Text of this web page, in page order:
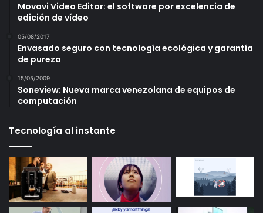
Movavi Video Editor: el software por excelencia de
edición de vídeo
05/08/2017
Envasado seguro con tecnología ecológica y garantía
de pureza
15/05/2009
Soneview: Nueva marca venezolana de equipos de
computación
Tecnología al instante